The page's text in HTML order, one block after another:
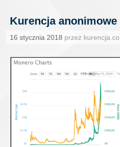
Kurencja
16 stycznia 2018 przez